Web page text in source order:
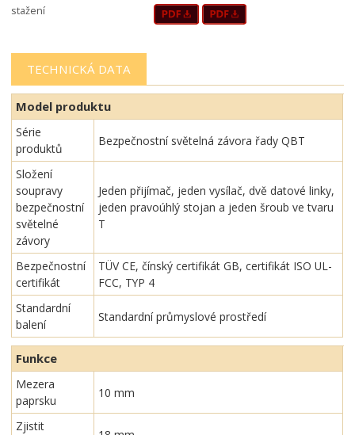
stažení
TECHNICKÁ DATA
Model produktu
Série
produktů
Bezpečnostní světelná závora řady QBT
Složení
soupravy
bezpečnostní
světelné
závory
Jeden přijímač, jeden vysílač, dvě datové linky,
jeden pravoúhlý stojan a jeden šroub ve tvaru
T
Bezpečnostní
certifikát
TÜV CE, čínský certifikát GB, certifikát ISO UL-
FCC, TYP 4
Standardní
balení
Standardní průmyslové prostředí
Funkce
Mezera
paprsku
10 mm
Zjistit